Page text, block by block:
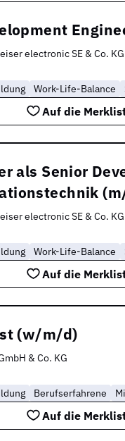
electronic SE & Co. KG
Work-Life-Balance
Auf die
als Senior
electronic SE & Co. KG
Work-Life-Balance
Auf die
(w/m/d)
& Co. KG
Berufserfahrene
Auf die